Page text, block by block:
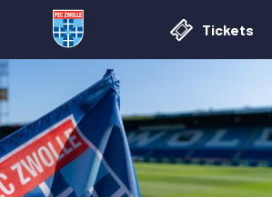
Tickets